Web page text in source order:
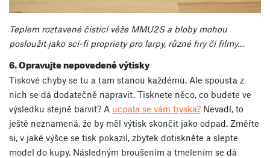
Teplem roztavené čistící věže MMU2S a bloby mohou
posloužit jako sci-fi propriety pro larpy, různé hry či filmy…
6. Opravujte nepovedené výtisky
Tiskové chyby se tu a tam stanou každému. Ale spousta z
nich se dá dodatečně napravit. Tisknete něco, co budete ve
výsledku stejně barvit? A ucpala se vám tryska? Nevadí, to
ještě neznamená, že by měl výtisk skončit jako odpad. Změřte
si, v jaké výšce se tisk pokazil, zbytek dotiskněte a slepte
model do kupy. Následným broušením a tmelením se dá